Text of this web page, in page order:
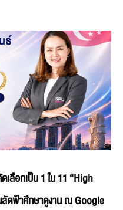
เลือกเป็น 1 ใน 11 “High
ดฟ้าศึกษาดูงาน ณ Google